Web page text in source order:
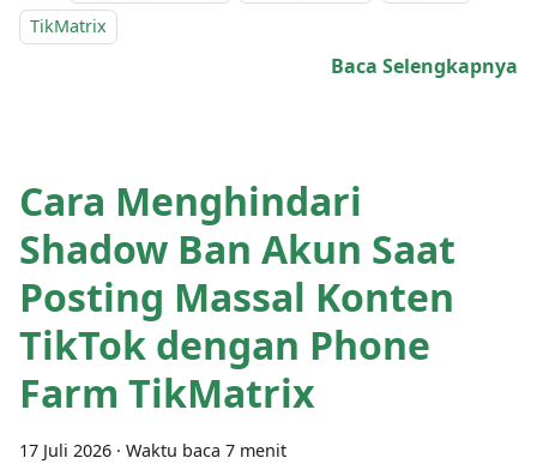
TikMatrix
Baca Selengkapnya
Cara Menghindari
Shadow Ban Akun Saat
Posting Massal Konten
TikTok dengan Phone
Farm TikMatrix
17 Juli 2026 · Waktu baca 7 menit